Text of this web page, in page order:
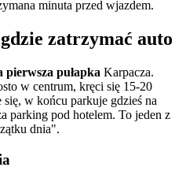
minuta przed wjazdem.
zatrzymać auto
pierwsza pułapka Karpacza.
w centrum, kręci się 15-20
w końcu parkuje gdzieś na
parking pod hotelem. To jeden z
dnia".